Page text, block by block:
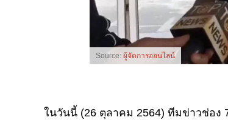
Source: ผู้จัดการออนไลน์
ในวันนี้ (26 ตุลาคม 2564) ทีมข่าวช่อง